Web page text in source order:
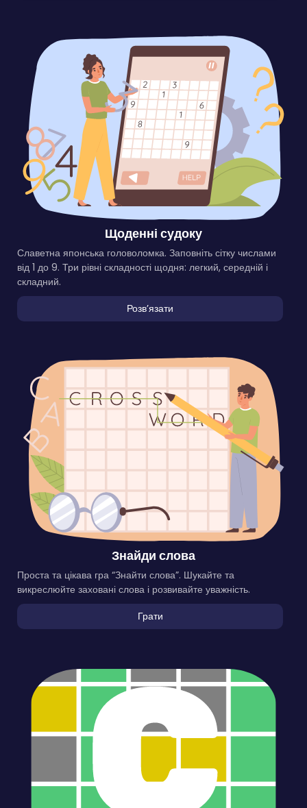
Щоденні судоку
Славетна японська головоломка. Заповніть сітку числами
від 1 до 9. Три рівні складності щодня: легкий, середній і
складний.
Розвʼязати
Знайди слова
Проста та цікава гра “Знайти слова”. Шукайте та
викреслюйте заховані слова і розвивайте уважність.
Грати